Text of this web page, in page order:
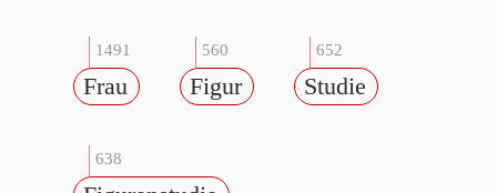
1491
Frau
560
Figur
652
Studie
638